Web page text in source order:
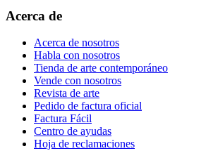
Acerca de
Acerca de nosotros
Habla con nosotros
Tienda de arte contemporáneo
Vende con nosotros
Revista de arte
Pedido de factura oficial
Factura Fácil
Centro de ayudas
Hoja de reclamaciones